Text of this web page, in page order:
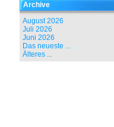
Archive
August 2026
Juli 2026
Juni 2026
Das neueste ...
Älteres ...